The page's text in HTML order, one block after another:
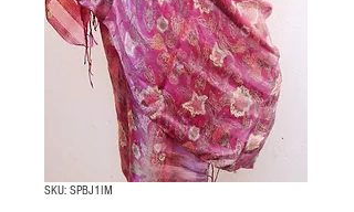
SKU: SPBJ1IM